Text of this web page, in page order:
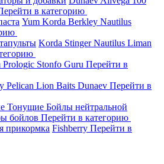
в категорию
Yum Korda Berkley Nautilus
Korda StingerNautilus Liman
Prologic Stonfo Guru Перейти в
Pelican Lion Baits Dunaev Перейти в
Тонущие Бойлы нейтральной
бойлов Перейти в категорию
прикормка Fishberry Перейти в